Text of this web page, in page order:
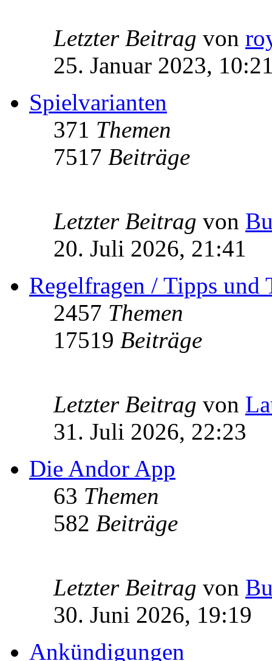
Letzter Beitrag von
25. Januar 2023,
Spielvarianten
371 Themen
7517 Beiträge
Letzter Beitrag von
20. Juli 2026, 21:41
Regelfragen / Tipps und
2457 Themen
17519 Beiträge
Letzter Beitrag von
31. Juli 2026, 22:23
Die Andor App
63 Themen
582 Beiträge
Letzter Beitrag von
30. Juni 2026, 19:19
Ankündigungen